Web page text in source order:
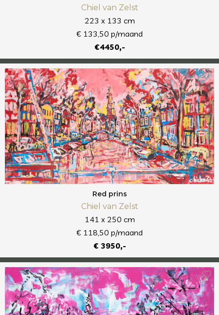
Chiel van Zelst
223 x 133 cm
€ 133,50 p/maand
€4450,-
Red prins
Chiel van Zelst
141 x 250 cm
€ 118,50 p/maand
€ 3950,-